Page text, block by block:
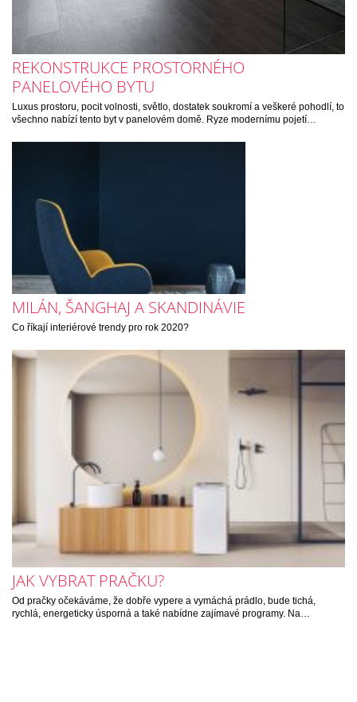
REKONSTRUKCE PROSTORNÉHO
PANELOVÉHO BYTU
Luxus prostoru, pocit volnosti, světlo, dostatek soukromí a veškeré pohodlí, to
všechno nabízí tento byt v panelovém domě. Ryze modernímu pojetí…
MILÁN, ŠANGHAJ A SKANDINÁVIE
Co říkají interiérové trendy pro rok 2020?
JAK VYBRAT PRAČKU?
Od pračky očekáváme, že dobře vypere a vymáchá prádlo, bude tichá,
rychlá, energeticky úsporná a také nabídne zajímavé programy. Na…